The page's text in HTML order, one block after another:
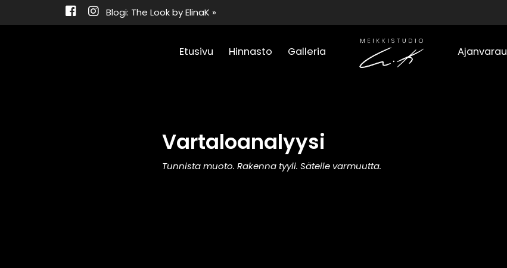
Blogi: The Look by ElinaK »
Etusivu Hinnasto Galleria
Vartaloanalyysi
Tunnista muoto. Rakenna tyyli. Säteile varmuutta.